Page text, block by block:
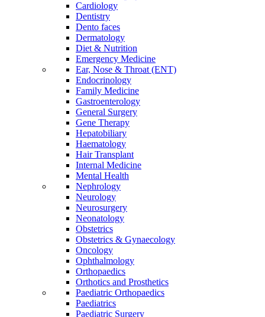
Cardiology
Dentistry
Dento faces
Dermatology
Diet & Nutrition
Emergency Medicine
Ear, Nose & Throat (ENT)
Endocrinology
Family Medicine
Gastroenterology
General Surgery
Gene Therapy
Hepatobiliary
Haematology
Hair Transplant
Internal Medicine
Mental Health
Nephrology
Neurology
Neurosurgery
Neonatology
Obstetrics
Obstetrics & Gynaecology
Oncology
Ophthalmology
Orthopaedics
Orthotics and Prosthetics
Paediatric Orthopaedics
Paediatrics
Paediatric Surgery